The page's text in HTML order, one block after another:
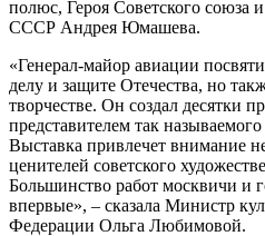
полюс, Героя Советского союза
СССР Андрея Юмашева.
«Генерал-майор авиации
делу и защите Отечества, но
творчестве. Он создал десятки
представителем так
Выставка привлечет внимание
ценителей советского
Большинство работ москвичи и
впервые», – сказала Министр
Федерации Ольга Любимовой.